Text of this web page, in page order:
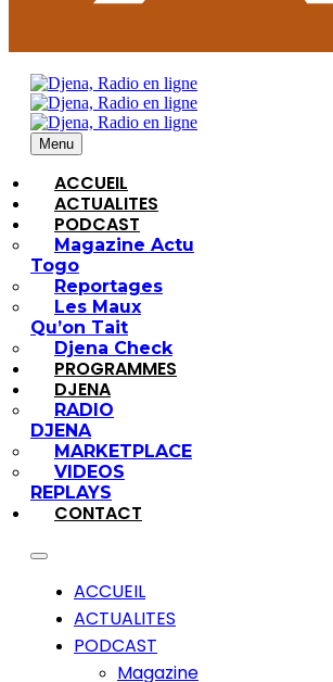
Menu
ACCUEIL
ACTUALITES
PODCAST
Magazine Actu
Togo
Reportages
Les Maux
Qu’on Tait
Djena Check
PROGRAMMES
DJENA
RADIO
DJENA
MARKETPLACE
VIDEOS
REPLAYS
CONTACT
ACCUEIL
ACTUALITES
PODCAST
Magazine